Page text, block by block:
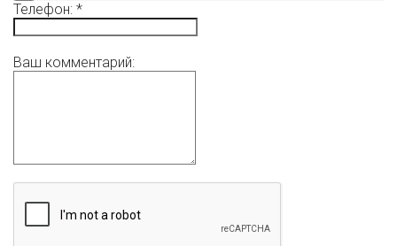
Телефон: *
Ваш комментарий: